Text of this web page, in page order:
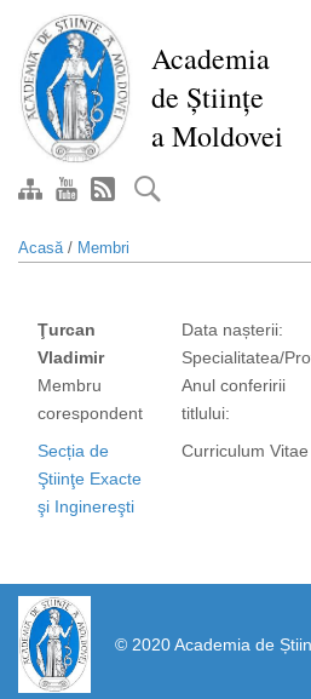
conţinutul
principal
Academia
de Științe
a Moldovei
Acasă/ Membri
Ţurcan
Vladimir
Membru
corespondent
Data nașterii:
Specialitatea/
Anul conferirii
titlului:
Secția de
Ştiinţe Exacte
şi Inginereşti
Curriculum Vitae
© 2020 Academia de
https://propletenie.ru/